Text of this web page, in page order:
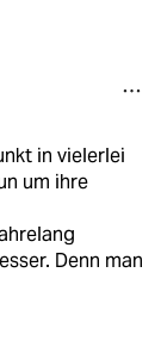
in vielerlei
um ihre
Denn man